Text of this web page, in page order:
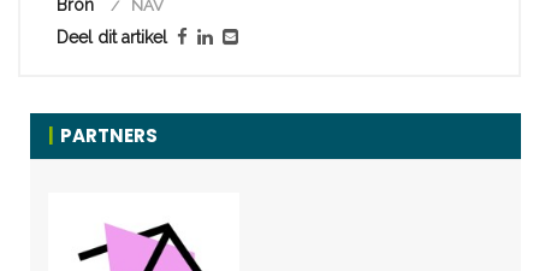
Bron NAV
Deel dit artikel
PARTNERS